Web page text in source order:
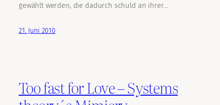
gewählt werden, die dadurch schuld an ihrer…
21. Juni 2010
Too fast for Love – Systems